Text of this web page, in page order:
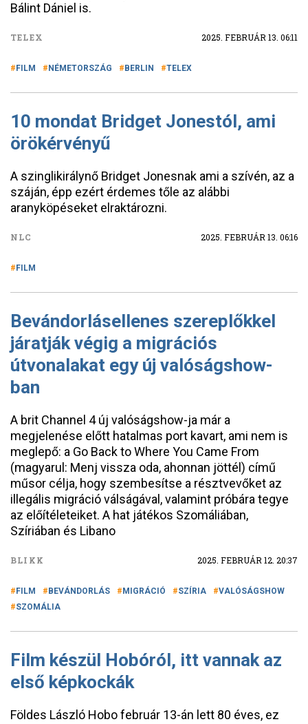
Bálint Dániel is.
TELEX 2025. FEBRUÁR 13. 06:11
FILM NÉMETORSZÁG BERLIN TELEX
10 mondat Bridget Jonestól, ami
örökérvényű
A szinglikirálynő Bridget Jonesnak ami a szívén, az a
száján, épp ezért érdemes tőle az alábbi
aranyköpéseket elraktározni.
NLC 2025. FEBRUÁR 13. 06:16
FILM
Bevándorlásellenes szereplőkkel
járatják végig a migrációs
útvonalakat egy új valóságshow-
ban
A brit Channel 4 új valóságshow-ja már a
megjelenése előtt hatalmas port kavart, ami nem is
meglepő: a Go Back to Where You Came From
(magyarul: Menj vissza oda, ahonnan jöttél) című
műsor célja, hogy szembesítse a résztvevőket az
illegális migráció válságával, valamint próbára tegye
az előítéleteiket. A hat játékos Szomáliában,
Szíriában és Libano
BLIKK 2025. FEBRUÁR 12. 20:37
FILM BEVÁNDORLÁS MIGRÁCIÓ SZÍRIA
VALÓSÁGSHOW
SZOMÁLIA
Film készül Hobóról, itt vannak az
első képkockák
Földes László Hobo február 13-án lett 80 éves, ez